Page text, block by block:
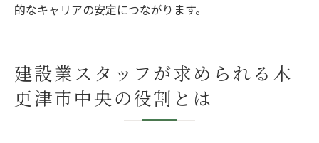
的なキャリアの安定につながります。
建設業スタッフが求められる木
更津市中央の役割とは